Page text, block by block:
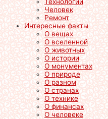
Человек
Ремонт
Интересные факты
О вещах
О вселенной
О животных
О истории
О монументах
О природе
О разном
О странах
О технике
О финансах
О человеке